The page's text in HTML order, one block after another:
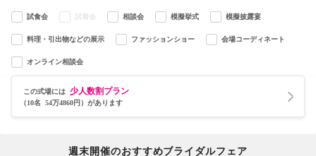
試食会 試着会 相談会 模擬挙式 模擬披露宴
料理・引出物などの展示 ファッションショー 会場コーディネート
オンライン相談会
この式場には 少人数割プラン
（10名 54万4860円）があります
週末開催のおすすめブライダルフェア